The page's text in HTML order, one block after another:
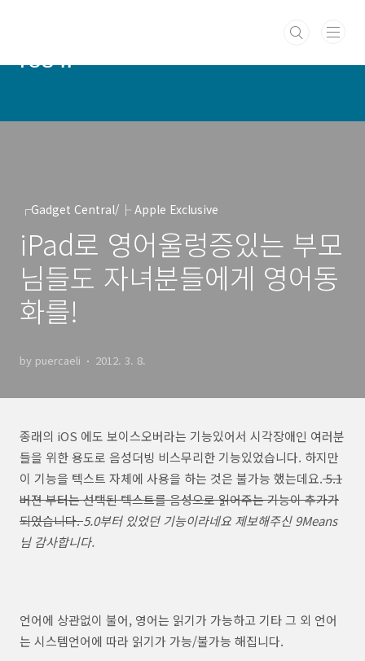
PUERCAELI :: cotidie hodie
res ::
┌Gadget Central/├ Apple Exclusive
iPad로 영어울렁증있는 부모
님들도 자녀분들에게 영어동
화를!
by puercaeli 2012. 3. 8.
종래의 iOS 에도 보이스오버라는 기능있어서 시각장애인 여러분
들을 위한 용도로 음성더빙 비스무리한 기능있었습니다. 하지만
이 기능을 텍스트 자체에 사용을 하는 것은 불가능 했는데요.5.1
버젼 부터는 선택된 텍스트를 음성으로 읽어주는 기능이 추가가
되었습니다.5.0부터 있었던 기능이라네요 제보해주신 9Means
님 감사합니다.
언어에 상관없이 불어, 영어는 읽기가 가능하고 기타 그 외 언어
는 시스템언어에 따라 읽기가 가능/불가능 해집니다.